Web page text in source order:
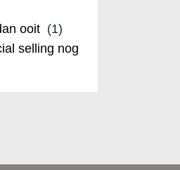
ooit (1)
selling nog